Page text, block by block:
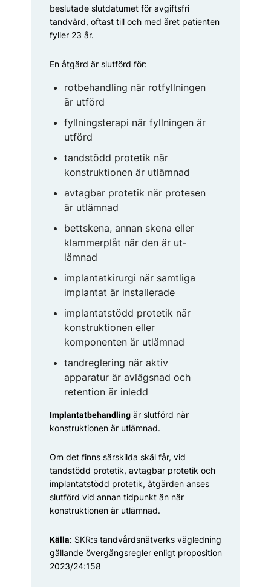
beslutade slutdatumet för avgiftsfri
tandvård, oftast till och med året patienten
fyller 23 år.
En åtgärd är slutförd för:
rotbehandling när rotfyllningen
är utförd
fyllningsterapi när fyllningen är
utförd
tandstödd protetik när
konstruktionen är utlämnad
avtagbar protetik när protesen
är utlämnad
bettskena, annan skena ­eller
klammerplåt när den är ut­
lämnad
implantatkirurgi när samtliga
implantat är installerade
implantatstödd protetik när
konstruktionen eller
komponenten är utlämnad
tandreglering när aktiv
apparatur är avlägsnad och
retention är inledd
Implantatbehandlingär slutförd när
konstruktionen är utlämnad.
Om det finns särskilda skäl får, vid
tandstödd protetik, avtagbar protetik och
implantatstödd protetik, åtgärden anses
slutförd vid annan tidpunkt än när
konstruk­tionen är utlämnad.
Källa: SKR:s tandvårdsnätverks vägledning
gällande övergångsregler enligt proposition
2023/24:158